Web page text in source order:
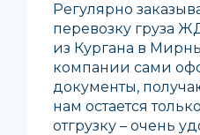
Регулярно
перевозку груза
из Кургана в
компании сами
документы,
нам остается
отгрузку – очень